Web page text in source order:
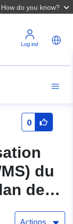
How do you know?
Log ind
0
du
de